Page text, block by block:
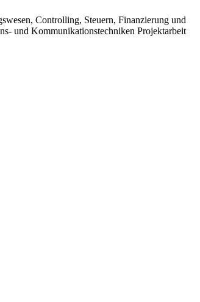
Controlling, Steuern, Finanzierung und
und Kommunikationstechniken Projektarbeit